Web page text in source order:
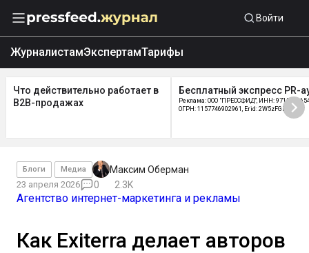
Войти
ЖурналистамЭкспертамТарифы
Что действительно работает в
B2B-продажах
Бесплатный экспресс PR-
Реклама: ООО "ПРЕССФИД", ИНН:
ОГРН: 1157746902961, Erid: 2W5zFGDycPz
Блоги Медиа Максим Оберман
23 апреля 2026 0 2.3K
Агентство интернет-маркетинга и рекламы
Как Exiterra делает авторов